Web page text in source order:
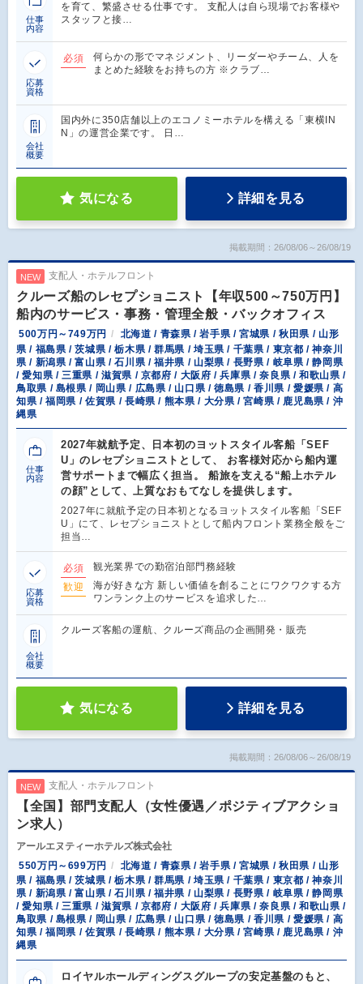
仕事
内容
を育て、繁盛させる仕事です。 支配人は自ら現場でお客様や
スタッフと接…
応募
資格
必須
何らかの形でマネジメント、リーダーやチーム、人を
まとめた経験をお持ちの方 ※クラブ…
会社
概要
国内外に350店舗以上のエコノミーホテルを構える「東横IN
N」の運営企業です。 日…
気になる 詳細を見る
掲載期間：26/08/06～26/08/19
NEW 支配人・ホテルフロント
クルーズ船のレセプショニスト【年収500～750万円】
船内のサービス・事務・管理全般・バックオフィス
500万円～749万円
北海道 / 青森県 / 岩手県 / 宮城県 / 秋田県 / 山形
県 / 福島県 / 茨城県 / 栃木県 / 群馬県 / 埼玉県 / 千葉県 / 東京都 / 神奈川
県 / 新潟県 / 富山県 / 石川県 / 福井県 / 山梨県 / 長野県 / 岐阜県 / 静岡県
/ 愛知県 / 三重県 / 滋賀県 / 京都府 / 大阪府 / 兵庫県 / 奈良県 / 和歌山県 /
鳥取県 / 島根県 / 岡山県 / 広島県 / 山口県 / 徳島県 / 香川県 / 愛媛県 / 高
知県 / 福岡県 / 佐賀県 / 長崎県 / 熊本県 / 大分県 / 宮崎県 / 鹿児島県 / 沖
縄県
仕事
内容
2027年就航予定、日本初のヨットスタイル客船「SEF
U」のレセプショニストとして、 お客様対応から船内運
営サポートまで幅広く担当。 船旅を支える“船上ホテル
の顔”として、上質なおもてなしを提供します。
2027年に就航予定の日本初となるヨットスタイル客船「SEF
U」にて、レセプショニストとして船内フロント業務全般をご
担当…
応募
資格
必須
観光業界での勤宿泊部門務経験
歓迎
海が好きな方 新しい価値を創ることにワクワクする方
ワンランク上のサービスを追求した…
会社
概要
クルーズ客船の運航、クルーズ商品の企画開発・販売
気になる 詳細を見る
掲載期間：26/08/06～26/08/19
NEW 支配人・ホテルフロント
【全国】部門支配人（女性優遇／ポジティブアクショ
ン求人）
アールエヌティーホテルズ株式会社
550万円～699万円
北海道 / 青森県 / 岩手県 / 宮城県 / 秋田県 / 山形
県 / 福島県 / 茨城県 / 栃木県 / 群馬県 / 埼玉県 / 千葉県 / 東京都 / 神奈川
県 / 新潟県 / 富山県 / 石川県 / 福井県 / 山梨県 / 長野県 / 岐阜県 / 静岡県
/ 愛知県 / 三重県 / 滋賀県 / 京都府 / 大阪府 / 兵庫県 / 奈良県 / 和歌山県 /
鳥取県 / 島根県 / 岡山県 / 広島県 / 山口県 / 徳島県 / 香川県 / 愛媛県 / 高
知県 / 福岡県 / 佐賀県 / 長崎県 / 熊本県 / 大分県 / 宮崎県 / 鹿児島県 / 沖
縄県
ロイヤルホールディングスグループの安定基盤のもと、